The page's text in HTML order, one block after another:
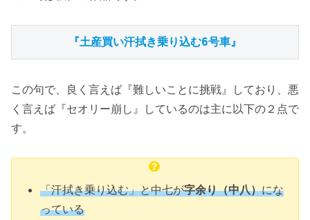
『土産買い汗拭き乗り込む6号車』
この句で、良く言えば『難しいことに挑戦』しており、悪
く言えば『セオリー崩し』しているのは主に以下の２点で
す。
「汗拭き乗り込む」と中七が字余り（中八）にな
っている